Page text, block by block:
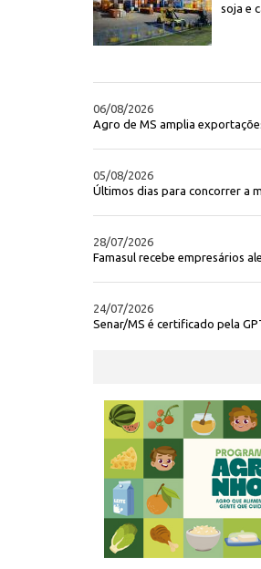
soja e
06/08/2026
Agro de MS amplia
05/08/2026
Últimos dias para concorrer a
28/07/2026
Famasul recebe empresários
24/07/2026
Senar/MS é certificado pela